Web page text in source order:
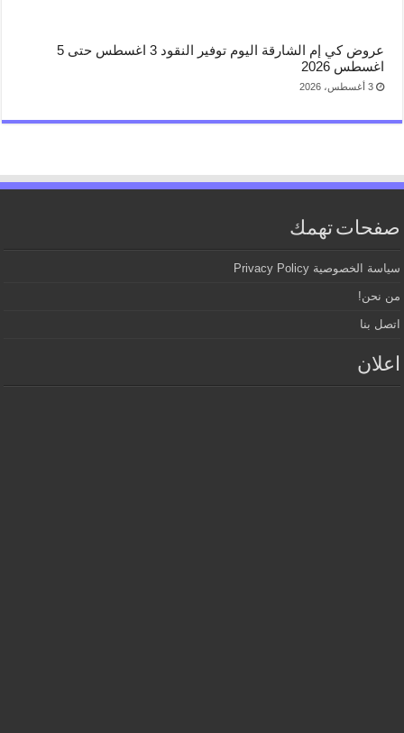
عروض كي إم الشارقة اليوم توفير النقود 3 اغسطس حتى 5
اغسطس 2026
3 أغسطس، 2026
صفحات تهمك
سياسة الخصوصية Privacy Policy
من نحن!
اتصل بنا
اعلان